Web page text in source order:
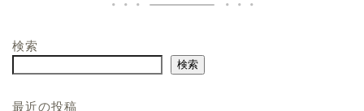
検索
検索
最近の投稿